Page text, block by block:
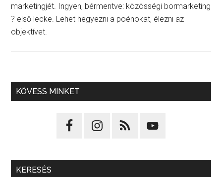
marketingjét. Ingyen, bérmentve: közösségi bormarketing
? első lecke. Lehet hegyezni a poénokat, élezni az
objektívet.
KÖVESS MINKET
KERESÉS